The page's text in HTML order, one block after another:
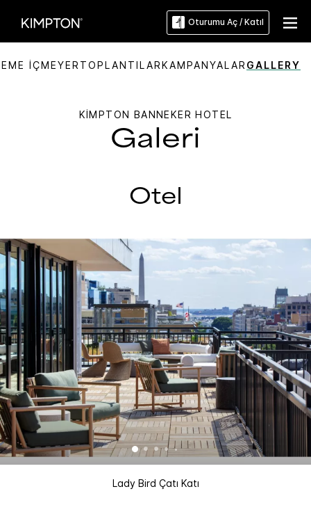
Oturumu Aç / Katıl
İÇMEYER TOPLANTILARKAMPANYALAR GALLERY
KIMPTON BANNEKER HOTEL
Galeri
Otel
Lady Bird Çatı Katı